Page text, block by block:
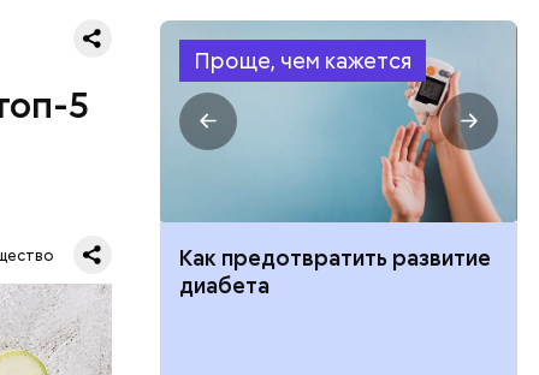
5
Проще, чем кажется
ли дом по
где
и сроки
Как предотвратить развитие
диабета